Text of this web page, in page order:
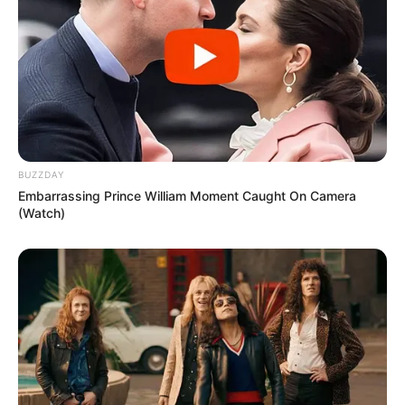
Τελευταία νέα
Γιατί δεν υπήρχαν μικροσκοπικοί
δεινόσαυροι; – Τι αποκαλύπτουν νέες
έρευνες
Αντίστροφη μέτρηση για τον
– Πρεμιέρα στις 22 Αυγούστου
Εισαγγελική παρέμβαση στον ΔΕΔΔΗΕ
Άρτας – Με χειροπέδες η τοπική ηγεσία
της υπηρεσίας
Απίστευτο περιστατικό στο «Ελ.
Βενιζέλος»: Προσπάθησε να πετάξει με
μαχαίρια και κλαδευτήρια στην τσάντα
του!
BUZZDAY
Embarrassing Prince William Moment Caught On Camera
(Watch)